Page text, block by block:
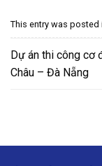
This entry was posted
Dự án thi công cơ
Châu – Đà Nẵng